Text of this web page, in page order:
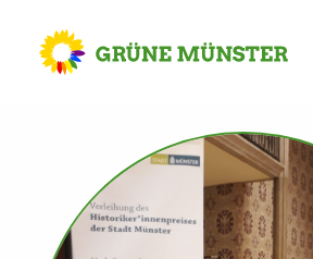
Partei
Kreisvorstand